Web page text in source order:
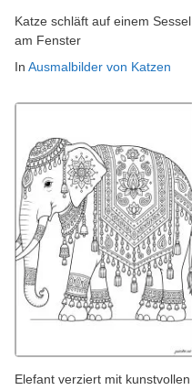
Katze schläft auf einem Sessel
am Fenster
In Ausmalbilder von Katzen
Elefant verziert mit kunstvollen